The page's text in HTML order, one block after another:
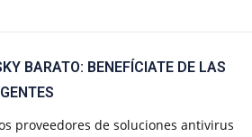
BARATO: BENEFÍCIATE DE LAS
proveedores de soluciones antivirus